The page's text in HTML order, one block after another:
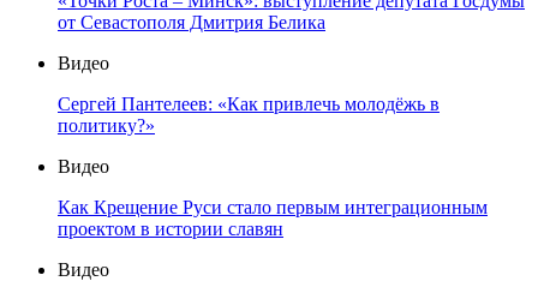
от Севастополя Дмитрия Белика
Видео
Сергей Пантелеев: «Как привлечь молодёжь в
политику?»
Видео
Как Крещение Руси стало первым интеграционным
проектом в истории славян
Видео